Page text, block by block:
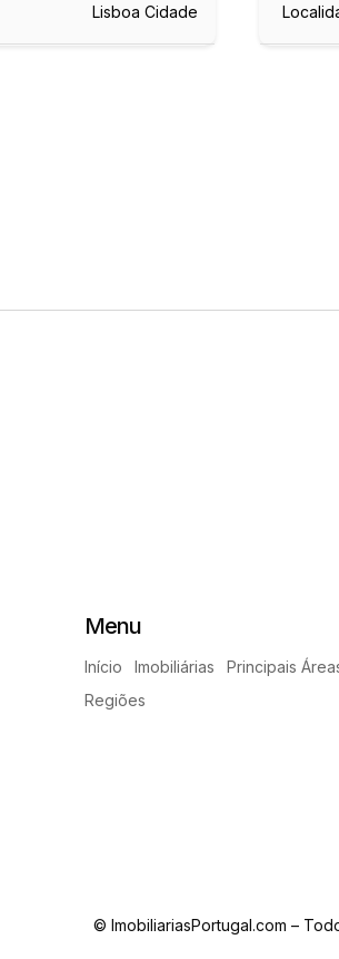
Lisboa Cidade
Menu
Início Imobiliárias
Principais
Regiões
© ImobiliariasPortugal.com –